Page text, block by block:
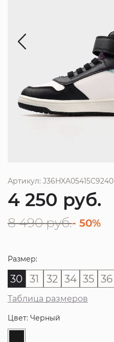
Артикул: J36HXA05415C9240
4 250 руб.
8 490 руб.- 50%
Размер:
30 31 32 34 35 36
Таблица размеров
Цвет: Черный